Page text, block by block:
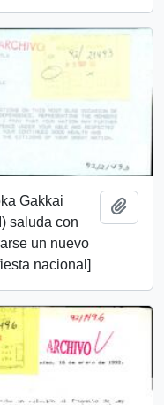
Gakkai
saluda con
un nuevo
nacional]